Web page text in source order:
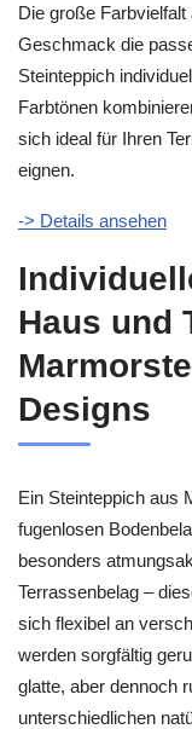
Die große
Geschmack die
Steinteppich
Farbtönen
sich ideal für Ihren
eignen.
-> Details ansehen
Haus und
Designs
Ein Steinteppich aus
fugenlosen
besonders
Terrassenbelag –
sich flexibel an
werden sorgfältig
glatte, aber dennoch
unterschiedlichen